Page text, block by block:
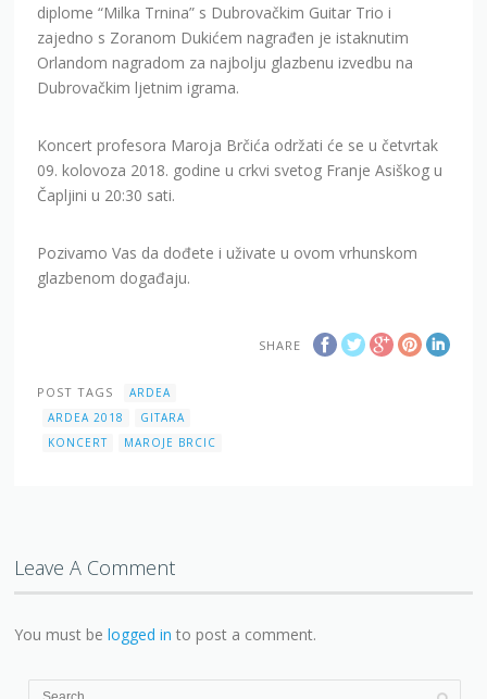
diplome “Milka Trnina” s Dubrovačkim Guitar Trio i
zajedno s Zoranom Dukićem nagrađen je istaknutim
Orlandom nagradom za najbolju glazbenu izvedbu na
Dubrovačkim ljetnim igrama.
Koncert profesora Maroja Brčića održati će se u četvrtak
09. kolovoza 2018. godine u crkvi svetog Franje Asiškog u
Čapljini u 20:30 sati.
Pozivamo Vas da dođete i uživate u ovom vrhunskom
glazbenom događaju.
SHARE
POST TAGS
ARDEA
ARDEA 2018
GITARA
KONCERT
MAROJE BRCIC
Leave A Comment
You must belogged in to post a comment.